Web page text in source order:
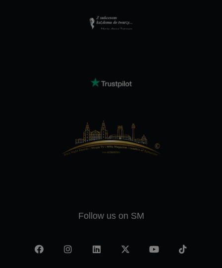
Follow us on SM
FacebookInstagramLinkedIn YouTubeTikTok